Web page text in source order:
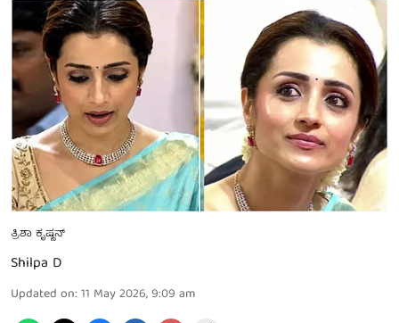
ತ್ರಿಶಾ ಕೃಷ್ಣನ್
Shilpa D
Updated on: 11 May 2026, 9:09 am